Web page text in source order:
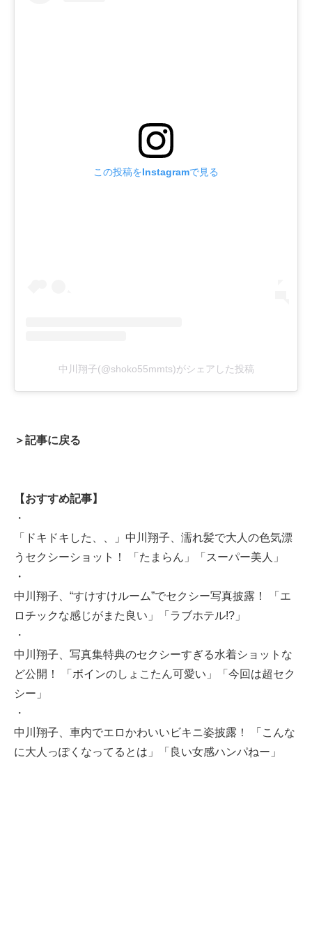
この投稿をInstagramで見る
中川翔子(@shoko55mmts)がシェアした投稿
＞記事に戻る
【おすすめ記事】
・
「ドキドキした、、」中川翔子、濡れ髪で大人の色気漂
うセクシーショット！ 「たまらん」「スーパー美人」
・
中川翔子、“すけすけルーム”でセクシー写真披露！ 「エ
ロチックな感じがまた良い」「ラブホテル!?」
・
中川翔子、写真集特典のセクシーすぎる水着ショットな
ど公開！ 「ボインのしょこたん可愛い」「今回は超セク
シー」
・
中川翔子、車内でエロかわいいビキニ姿披露！ 「こんな
に大人っぽくなってるとは」「良い女感ハンパねー」